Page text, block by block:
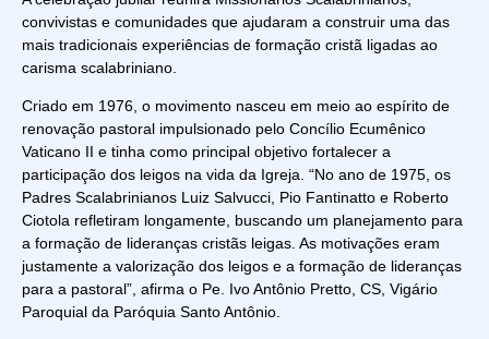
convivistas e comunidades que ajudaram a construir uma das
mais tradicionais experiências de formação cristã ligadas ao
carisma scalabriniano.
Criado em 1976, o movimento nasceu em meio ao espírito de
renovação pastoral impulsionado pelo Concílio Ecumênico
Vaticano II e tinha como principal objetivo fortalecer a
participação dos leigos na vida da Igreja. “No ano de 1975, os
Padres Scalabrinianos Luiz Salvucci, Pio Fantinatto e Roberto
Ciotola refletiram longamente, buscando um planejamento para
a formação de lideranças cristãs leigas. As motivações eram
justamente a valorização dos leigos e a formação de lideranças
para a pastoral”, afirma o Pe. Ivo Antônio Pretto, CS, Vigário
Paroquial da Paróquia Santo Antônio.